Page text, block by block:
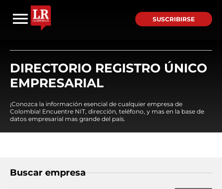
SUSCRIBIRSE
DIRECTORIO REGISTRO ÚNICO
EMPRESARIAL
¡Conozca la información esencial de cualquier empresa de
Colombia! Encuentre NIT, dirección, teléfono, y mas en la base de
datos empresarial mas grande del país.
Buscar empresa